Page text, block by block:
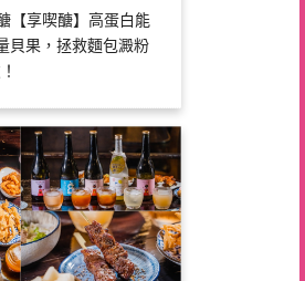
【享喫醣】高蛋白能
貝果，拯救麵包澱粉